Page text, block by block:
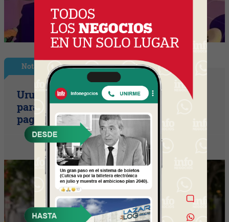
Nota Principal
Uruguay empieza a discutir las reglas
para una movilidad autónoma (¿Quién
paga si el auto sin conductor choca?)